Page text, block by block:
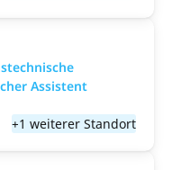
Assistent
+1 weiterer Standort